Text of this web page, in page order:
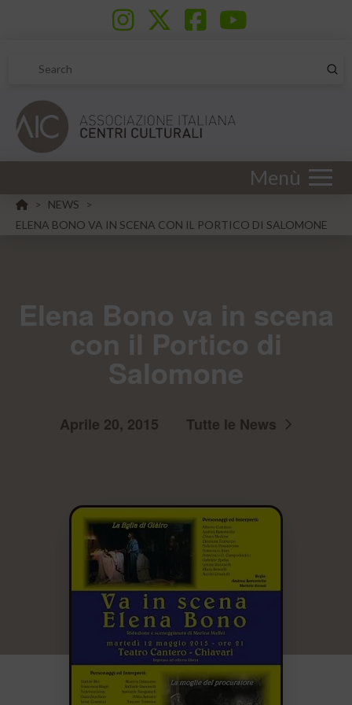
Search
Menù
HOME
> NEWS
>
ELENA BONO VA IN SCENA CON IL PORTICO DI SALOMONE
Aprile 20, 2015 Tutte le News